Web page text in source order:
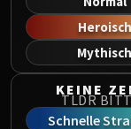
Heroisch
Mythisch
KEINE
TLDR
Schnelle